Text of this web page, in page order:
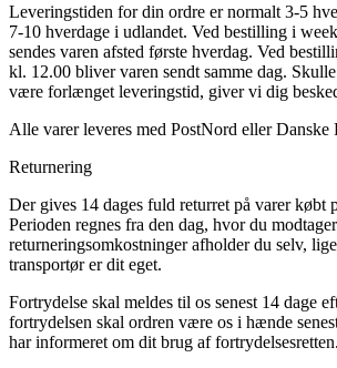
Leveringstiden for din ordre er normalt 3-5
7-10 hverdage i udlandet. Ved bestilling i
sendes varen afsted første hverdag. Ved
kl. 12.00 bliver varen sendt samme dag.
være forlænget leveringstid, giver vi dig
Alle varer leveres med PostNord eller Danske
Returnering
Der gives 14 dages fuld returret på varer købt
Perioden regnes fra den dag, hvor du
returneringsomkostninger afholder du selv,
transportør er dit eget.
Fortrydelse skal meldes til os senest 14 dage
fortrydelsen skal ordren være os i hænde
har informeret om dit brug af fortrydelsesretten.